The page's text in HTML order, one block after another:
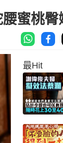
蜜桃臀
最Hit